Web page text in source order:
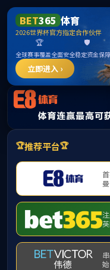
******
中国必威(
欢迎访问西华大学-应急学
学院概况